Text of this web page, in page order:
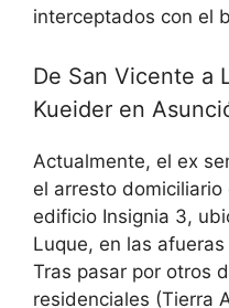
interceptados con el
De San Vicente a
Kueider en
Actualmente, el ex
el arresto
edificio Insignia 3,
Luque, en las
Tras pasar por otros
residenciales (Tierra